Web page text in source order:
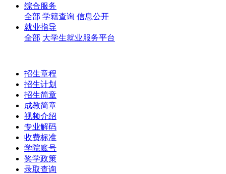
综合服务
全部 学籍查询 信息公开
就业指导
全部 大学生就业服务平台
招生章程
招生计划
招生简章
成教简章
视频介绍
专业解码
收费标准
学院账号
奖学政策
录取查询